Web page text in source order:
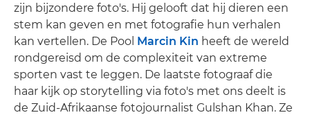
zijn bijzondere foto's. Hij gelooft dat hij dieren een
stem kan geven en met fotografie hun verhalen
kan vertellen. De Pool Marcin Kin heeft de wereld
rondgereisd om de complexiteit van extreme
sporten vast te leggen. De laatste fotograaf die
haar kijk op storytelling via foto's met ons deelt is
de Zuid-Afrikaanse fotojournalist Gulshan Khan. Ze